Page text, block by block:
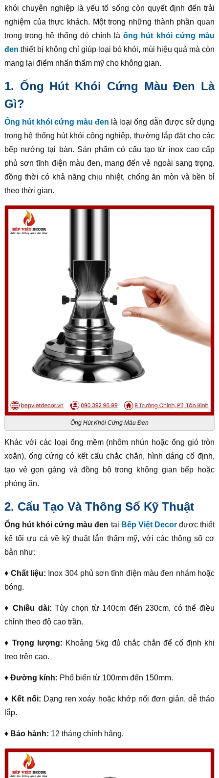
khói chuyên nghiệp là yếu tố sống còn quyết định đến trải
nghiệm của thực khách. Một trong những thành phần quan
trọng trong hệ thống đó chính làống hút khói cứng màu
đen thiết bị không chỉ giúp loại bỏ khói, mùi hiệu quả mà còn
mang lại điểm nhấn thẩm mỹ cho không gian.
1. Ống Hút Khói Cứng Màu Đen Là
Gì?
Ống hút khói cứng màu đen là loại ống dẫn được sử dụng
trong hệ thống hút khói công nghiệp, thường lắp đặt cho các
bếp nướng tại bàn. Sản phẩm có cấu tạo từ inox cao cấp
phủ sơn tĩnh điện màu đen, mang đến vẻ ngoài sang trọng,
đồng thời có khả năng chịu nhiệt, chống ăn mòn và bền bỉ
theo thời gian.
Ống Hút Khói Cứng Màu Đen
Khác với các loại ống mềm (nhôm nhún hoặc ống gió tròn
xoắn), ống cứng có kết cấu chắc chắn, hình dáng cố định,
tạo vẻ gọn gàng và đồng bộ trong không gian bếp hoặc
phòng ăn.
2. Cấu Tạo Và Thông Số Kỹ Thuật
Ống hút khói cứng màu đen tại Bếp Việt Decorđược thiết
kế tối ưu cả về kỹ thuật lẫn thẩm mỹ, với các thông số cơ
bản như:
♦ Chất liệu: Inox 304 phủ sơn tĩnh điện màu đen nhám hoặc
bóng.
♦Chiều dài: Tùy chọn từ 140cm đến 230cm, có thể điều
chỉnh theo độ cao trần.
♦Trọng lượng: Khoảng 5kg đủ chắc chắn để cố định khi
treo trên cao.
♦ Đường kính: Phổ biến từ 100mm đến 150mm.
♦ Kết nối: Dạng ren xoáy hoặc khớp nối đơn giản, dễ tháo
lắp.
♦ Bảo hành: 12 tháng chính hãng.